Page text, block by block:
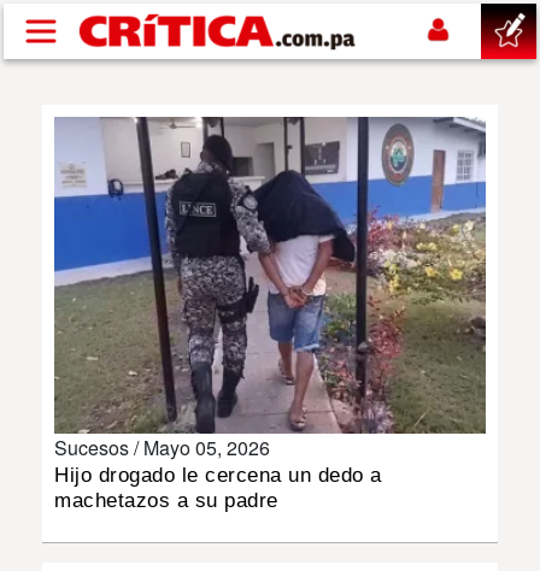
Pasar al contenido principal
SUCESOS
POLÍTICA
SHOW
DEPORTES
Sucesos /Mayo 05, 2026
Hijo drogado le cercena un dedo a
machetazos a su padre